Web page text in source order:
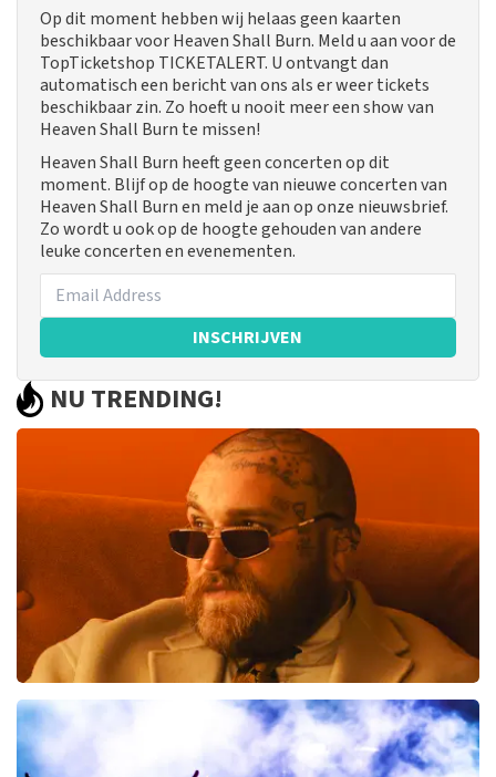
Op dit moment hebben wij helaas geen kaarten
beschikbaar voor Heaven Shall Burn. Meld u aan voor de
TopTicketshop TICKETALERT. U ontvangt dan
automatisch een bericht van ons als er weer tickets
beschikbaar zin. Zo hoeft u nooit meer een show van
Heaven Shall Burn te missen!
Heaven Shall Burn heeft geen concerten op dit
moment. Blijf op de hoogte van nieuwe concerten van
Heaven Shall Burn en meld je aan op onze nieuwsbrief.
Zo wordt u ook op de hoogte gehouden van andere
leuke concerten en evenementen.
INSCHRIJVEN
NU TRENDING!
Teddy Swims